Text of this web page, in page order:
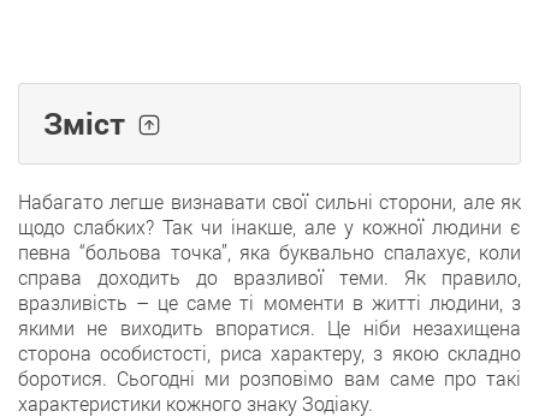
Зміст
Набагато легше визнавати свої сильні сторони, але як
щодо слабких? Так чи інакше, але у кожної людини є
певна “больова точка”, яка буквально спалахує, коли
справа доходить до вразливої теми. Як правило,
вразливість – це саме ті моменти в житті людини, з
якими не виходить впоратися. Це ніби незахищена
сторона особистості, риса характеру, з якою складно
боротися. Сьогодні ми розповімо вам саме про такі
характеристики кожного знаку Зодіаку.